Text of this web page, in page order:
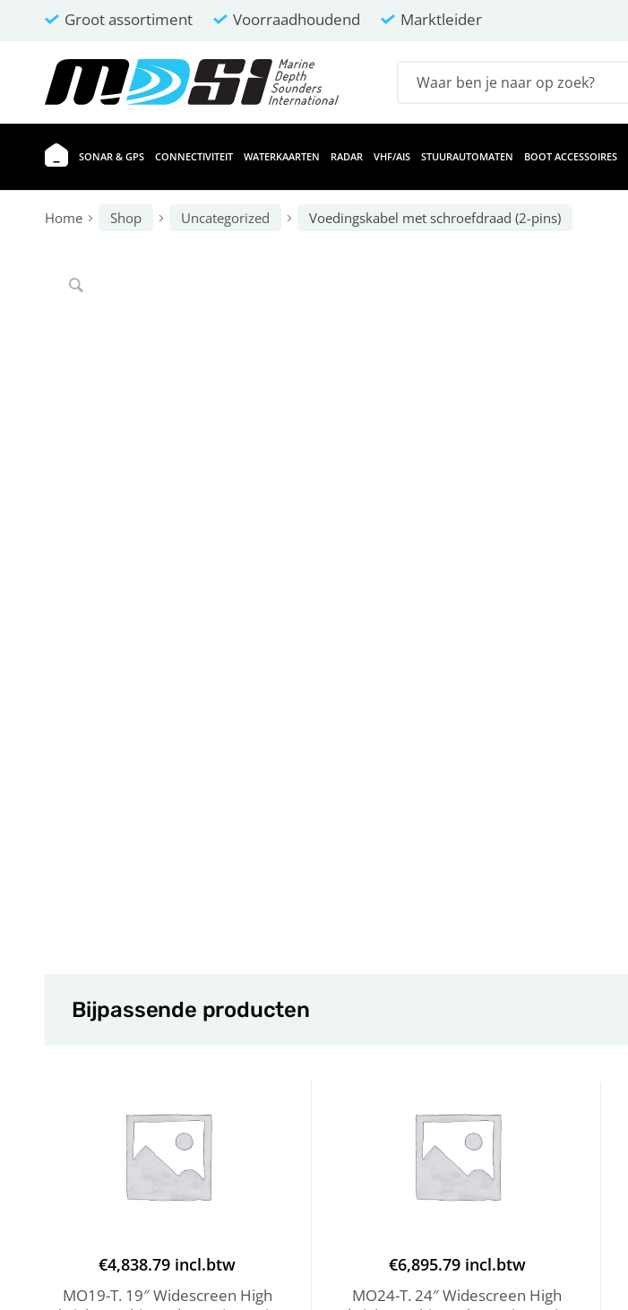
Groot assortiment Voorraadhoudend Marktleider
SONAR & GPS CONNECTIVITEIT WATERKAARTEN RADAR VHF/AIS STUURAUTOMATEN BOOT ACCESSOIRES
Home Shop Uncategorized Voedingskabel met schroefdraad (2-pins)
Bijpassende producten
€4,838.79 incl.btw
MO19-T. 19″ Widescreen High
€6,895.79 incl.btw
MO24-T. 24″ Widescreen High